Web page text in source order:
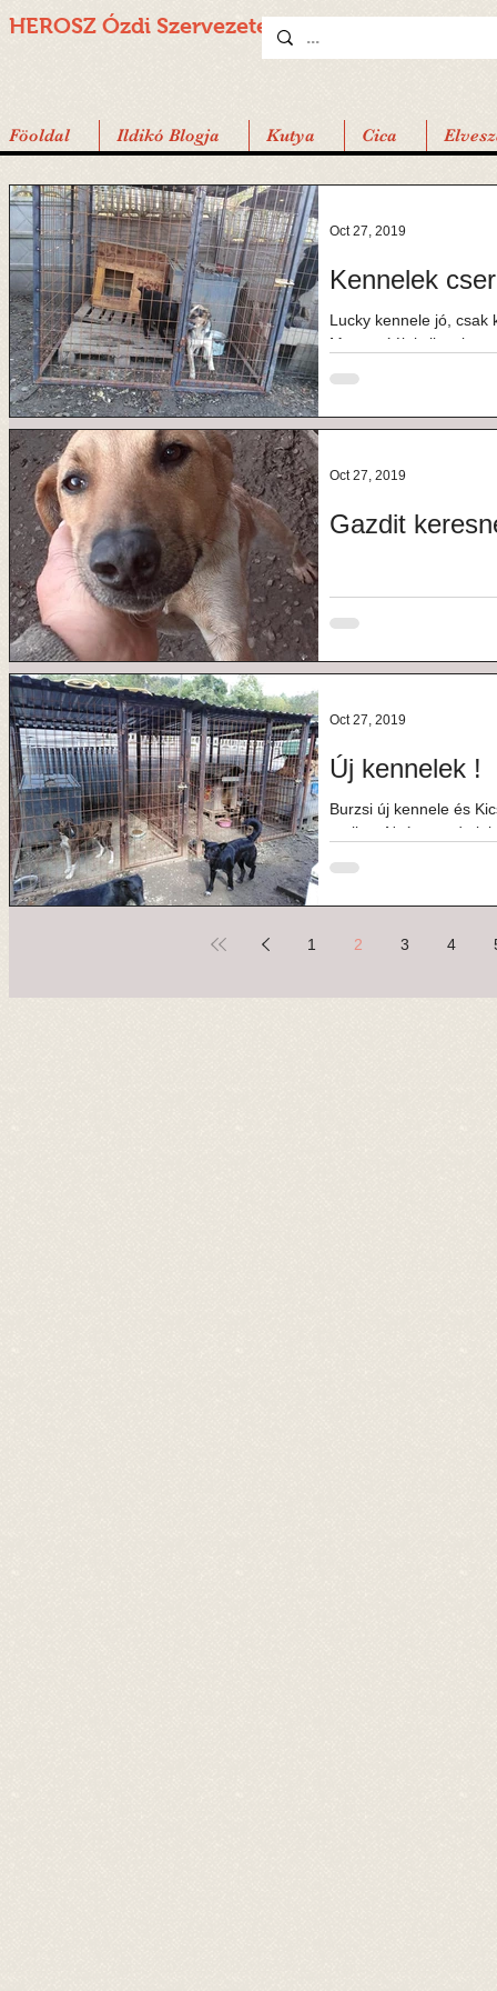
HEROSZ Ózdi Szervezete
Föoldal Ildikó Blogja Kutya Cica
Kennelek
Lucky kennele jó, csak
Morganáék is ilyenben
Oct 27, 2019
Gazdit
Oct 27, 2019
Új kennelek !
Burzsi új kennele és
mellett. Nyáron tudtuk
Oct 27, 2019
1 2 3 4